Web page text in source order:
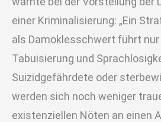
einer Kriminalisierung: „Ein
als Damoklesschwert führt nur
Tabuisierung und
Suizidgefährdete oder
werden sich noch weniger
existenziellen Nöten an einen